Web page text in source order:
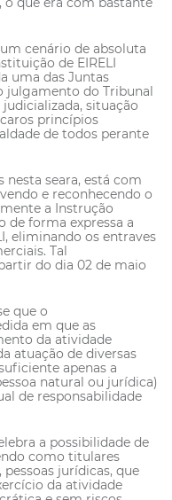
cenário de absoluta
de EIRELI
uma das Juntas
julgamento do Tribunal
situação
princípios
de todos perante
nesta seara, está com
e reconhecendo o
a Instrução
de forma expressa a
eliminando os entraves
Tal
do dia 02 de maio
que o
em que as
da atividade
atuação de diversas
apenas a
natural ou jurídica)
de responsabilidade
a possibilidade de
como titulares
jurídicas, que
da atividade